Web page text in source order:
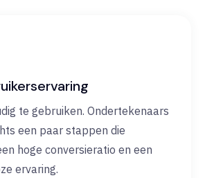
te gebruiken. Ondertekenaars
een paar stappen die
hoge conversieratio en een
ervaring.